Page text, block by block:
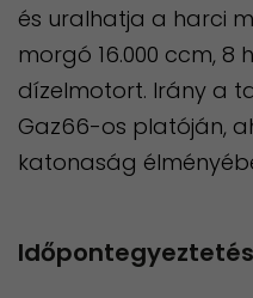
és uralhatja a harci
morgó 16.000 ccm, 8
dízelmotort. Irány a
Gaz66-os platóján,
katonaság
Időpontegyeztetés